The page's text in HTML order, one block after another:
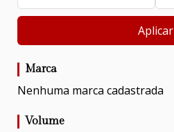
Aplicar
Marca
Nenhuma marca cadastrada
Volume